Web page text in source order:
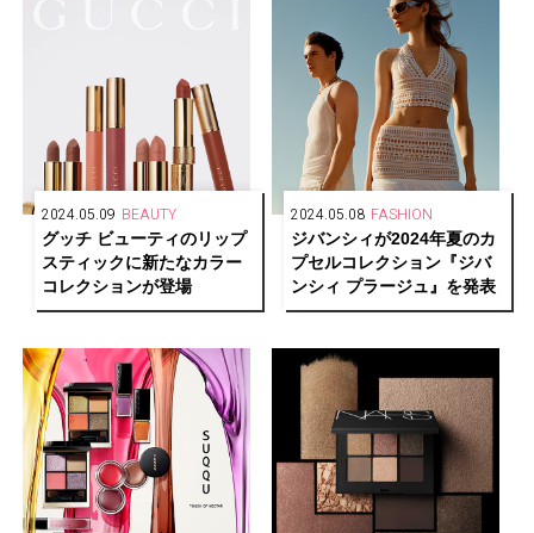
2024.05.09 BEAUTY
グッチ ビューティのリップ
スティックに新たなカラー
コレクションが登場
2024.05.08 FASHION
ジバンシィが2024年夏のカ
プセルコレクション『ジバ
ンシィ プラージュ』を発表